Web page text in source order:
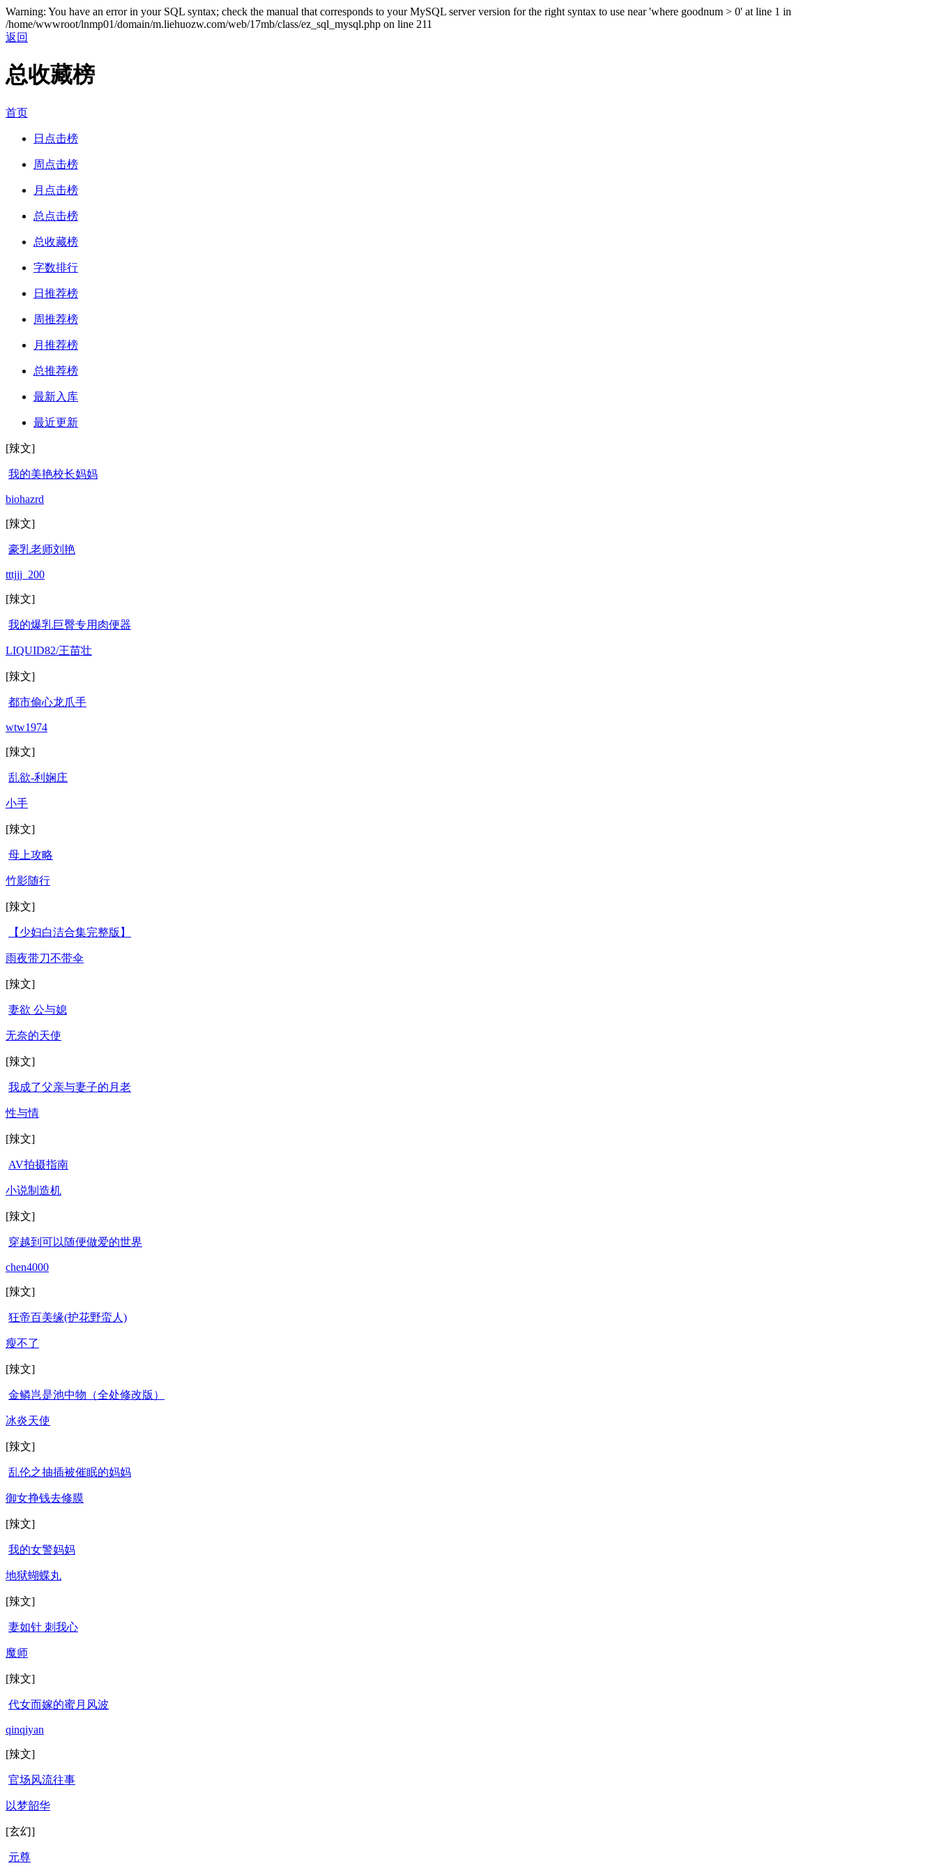
Warning: You have an error in your SQL syntax; check the manual that corresponds to your MySQL server version for the right syntax to use near 'where goodnum > 0' at line 1 in
/home/wwwroot/lnmp01/domain/m.liehuozw.com/web/17mb/class/ez_sql_mysql.php on line 211
返回
总收藏榜
首页
日点击榜
周点击榜
月点击榜
总点击榜
总收藏榜
字数排行
日推荐榜
周推荐榜
月推荐榜
总推荐榜
最新入库
最近更新
[辣文]
我的美艳校长妈妈
biohazrd
[辣文]
豪乳老师刘艳
tttjjj_200
[辣文]
我的爆乳巨臀专用肉便器
LIQUID82/王苗壮
[辣文]
都市偷心龙爪手
wtw1974
[辣文]
乱欲-利娴庄
小手
[辣文]
母上攻略
竹影随行
[辣文]
【少妇白洁合集完整版】
雨夜带刀不带伞
[辣文]
妻欲 公与媳
无奈的天使
[辣文]
我成了父亲与妻子的月老
性与情
[辣文]
AV拍摄指南
小说制造机
[辣文]
穿越到可以随便做爱的世界
chen4000
[辣文]
狂帝百美缘(护花野蛮人)
瘦不了
[辣文]
金鳞岂是池中物（全处修改版）
冰炎天使
[辣文]
乱伦之抽插被催眠的妈妈
御女挣钱去修膜
[辣文]
我的女警妈妈
地狱蝴蝶丸
[辣文]
妻如针 刺我心
魔师
[辣文]
代女而嫁的蜜月风波
qinqiyan
[辣文]
官场风流往事
以梦韶华
[玄幻]
元尊